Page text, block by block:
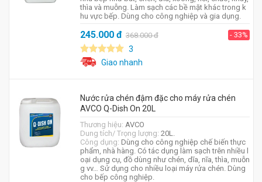
thìa và muỗng. Làm sạch các bề mặt khác trong k
hu vực bếp. Dùng cho công nghiệp và gia dụng.
245.000đ 368.000đ - 33%
3
Giao nhanh
Nước rửa chén đậm đặc cho máy rửa chén
AVCO Q-Dish On 20L
Thương hiệu: AVCO
Dung tích/ Trọng lượng: 20L.
Công dụng: Dùng cho công nghiệp chế biến thực
phẩm, nhà hàng. Có tác dụng làm sạch trên nhiều l
oại dụng cụ, đồ dùng như chén, dĩa, nĩa, thìa, muỗn
g vv… Sử dụng cho nhiều loại máy rửa chén. Dùng
cho bếp công nghiệp.